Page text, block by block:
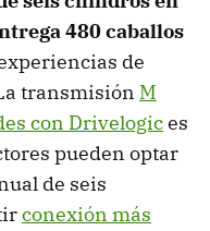
480 caballos
de
transmisión M
con Drivelogices
pueden optar
de seis
conexión más